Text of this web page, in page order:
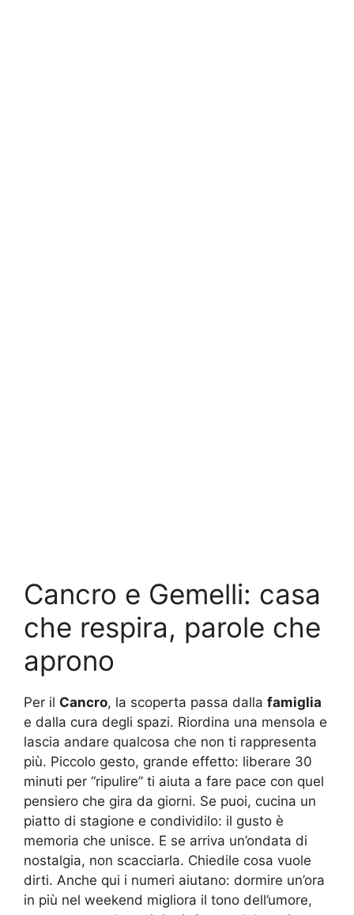
Cancro e Gemelli: casa
che respira, parole che
aprono
Per il Cancro, la scoperta passa dalla famiglia
e dalla cura degli spazi. Riordina una mensola e
lascia andare qualcosa che non ti rappresenta
più. Piccolo gesto, grande effetto: liberare 30
minuti per “ripulire” ti aiuta a fare pace con quel
pensiero che gira da giorni. Se puoi, cucina un
piatto di stagione e condividilo: il gusto è
memoria che unisce. E se arriva un’ondata di
nostalgia, non scacciarla. Chiedile cosa vuole
dirti. Anche qui i numeri aiutano: dormire un’ora
in più nel weekend migliora il tono dell’umore,